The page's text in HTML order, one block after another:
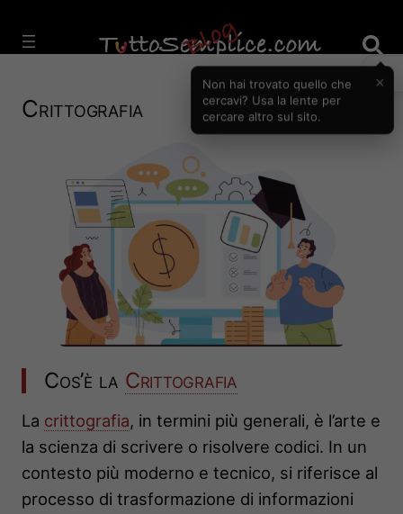
contenuto
Crittografia
Cos’è la Crittografia
La crittografia, in termini più generali, è l’arte e
la scienza di scrivere o risolvere codici. In un
contesto più moderno e tecnico, si riferisce al
processo di trasformazione di informazioni
Non hai trovato quello che
cercavi? Usa la lente per
cercare altro sul sito.
×